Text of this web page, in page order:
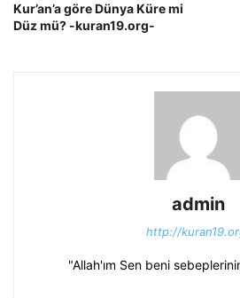
Kur’an’a göre Dünya Küre mi
Düz mü? -kuran19.org-
admin
http://
"Allah'ım Sen beni